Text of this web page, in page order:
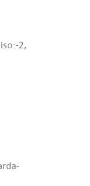
2,